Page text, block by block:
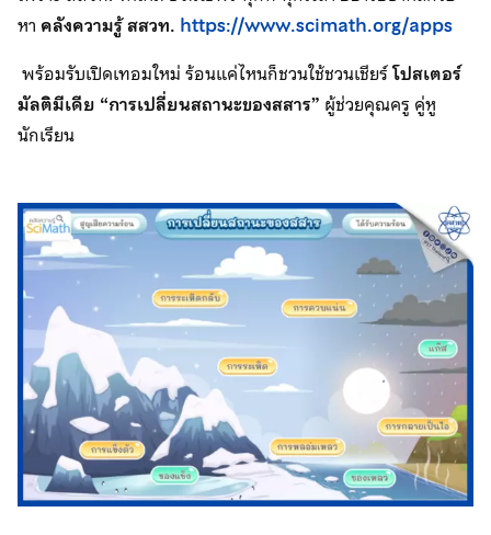
หา คลังความรู้ สสวท. https://www.scimath.org/apps
พร้อมรับเปิดเทอมใหม่ ร้อนแค่ไหนก็ชวนใช้ชวนเชียร์โปสเตอร์
มัลติมีเดีย “การเปลี่ยนสถานะของสสาร” ผู้ช่วยคุณครู คู่หู
นักเรียน